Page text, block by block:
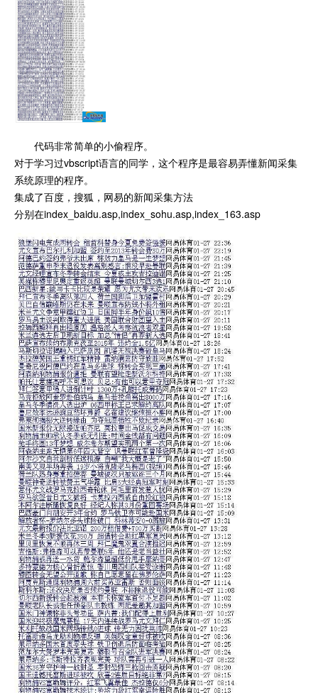
代码非常简单的小偷程序。
对于学习过vbscript语言的同学，这个程序是最容易弄懂新闻采集
系统原理的程序。
集成了百度，搜狐，网易的新闻采集方法
分别在index_baidu.asp,index_sohu.asp,index_163.asp